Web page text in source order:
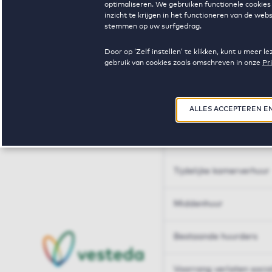
optimaliseren. We gebruiken functionele
inzicht te krijgen in het functioneren van de
stemmen op uw surfgedrag.
Door op ‘Zelf instellen’ te klikken, kunt u meer
gebruik van cookies zoals omschreven in onze
ALLES ACCEPTEREN
Huren op maat
Tijdelijke kamerverhuur
Middenhuur
Bestaande huurders
Voorrang verlaten